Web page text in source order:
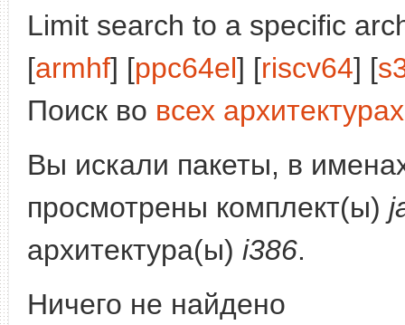
Limit search to a specific
[armhf] [ppc64el] [riscv64] [
Поиск во всех архитектурах
Вы искали пакеты, в
просмотрены комплект(ы)
архитектура(ы) i386.
Ничего не найдено